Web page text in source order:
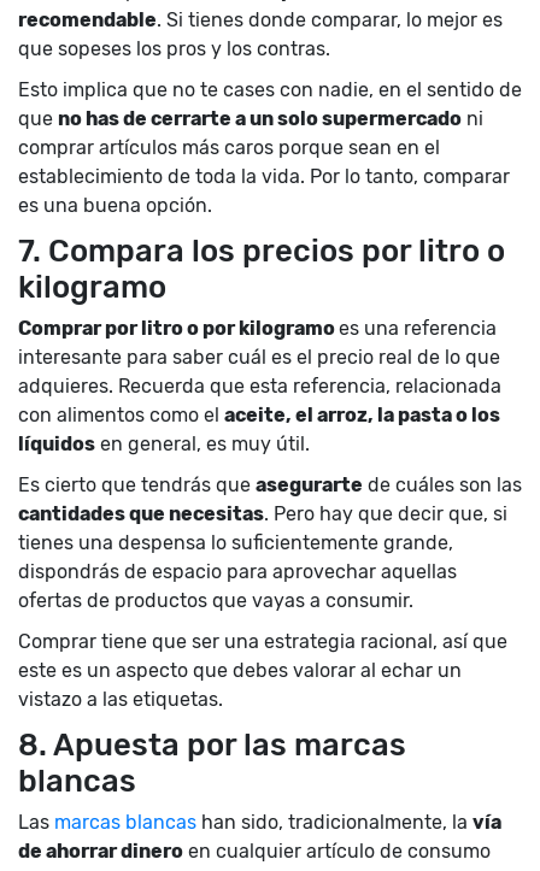
recomendable. Si tienes donde comparar, lo mejor es
que sopeses los pros y los contras.
Esto implica que no te cases con nadie, en el sentido de
que no has de cerrarte a un solo supermercado ni
comprar artículos más caros porque sean en el
establecimiento de toda la vida. Por lo tanto, comparar
es una buena opción.
7. Compara los precios por litro o
kilogramo
Comprar por litro o por kilogramoes una referencia
interesante para saber cuál es el precio real de lo que
adquieres. Recuerda que esta referencia, relacionada
con alimentos como el aceite, el arroz, la pasta o los
líquidos en general, es muy útil.
Es cierto que tendrás que asegurarte de cuáles son las
cantidades que necesitas. Pero hay que decir que, si
tienes una despensa lo suficientemente grande,
dispondrás de espacio para aprovechar aquellas
ofertas de productos que vayas a consumir.
Comprar tiene que ser una estrategia racional, así que
este es un aspecto que debes valorar al echar un
vistazo a las etiquetas.
8. Apuesta por las marcas
blancas
Las marcas blancas han sido, tradicionalmente, la vía
de ahorrar dinero en cualquier artículo de consumo